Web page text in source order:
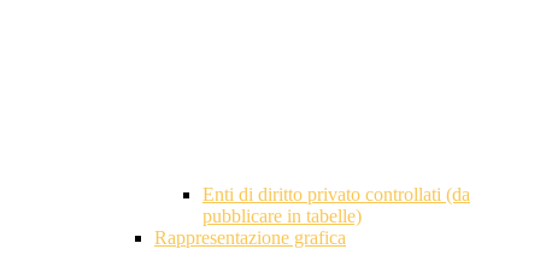
Enti di diritto privato controllati (da
pubblicare in tabelle)
Rappresentazione grafica